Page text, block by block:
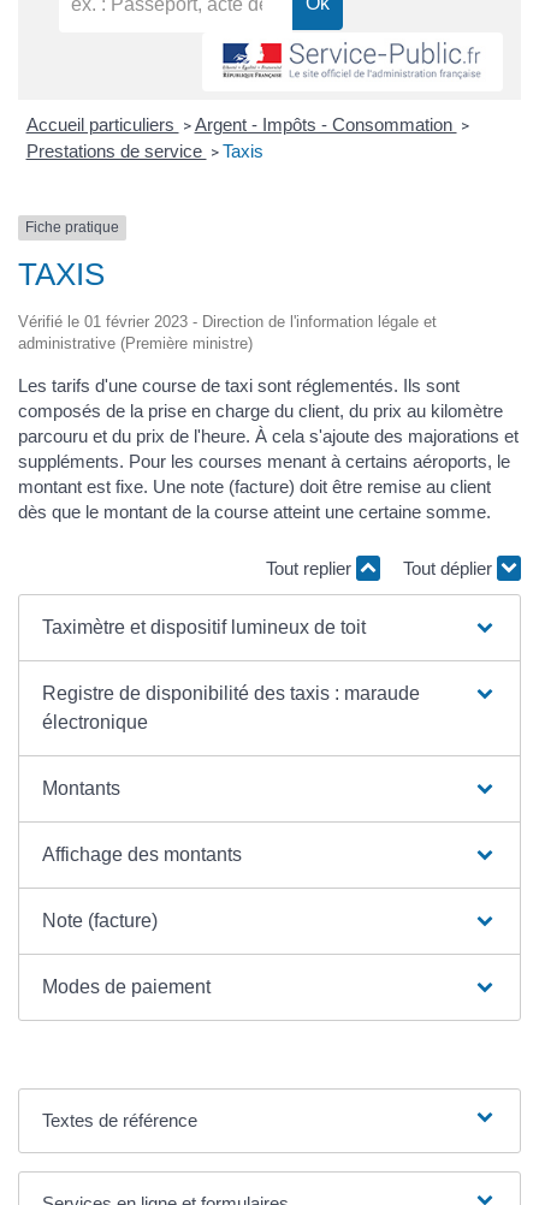
Accueil particuliers > Argent - Impôts - Consommation >
Prestations de service > Taxis
Fiche pratique
TAXIS
Vérifié le 01 février 2023 - Direction de l'information légale et
administrative (Première ministre)
Les tarifs d'une course de taxi sont réglementés. Ils sont
composés de la prise en charge du client, du prix au kilomètre
parcouru et du prix de l'heure. À cela s'ajoute des majorations et
suppléments. Pour les courses menant à certains aéroports, le
montant est fixe. Une note (facture) doit être remise au client
dès que le montant de la course atteint une certaine somme.
Tout replier Tout déplier
Taximètre et dispositif lumineux de toit
Registre de disponibilité des taxis : maraude
électronique
Montants
Affichage des montants
Note (facture)
Modes de paiement
Textes de référence